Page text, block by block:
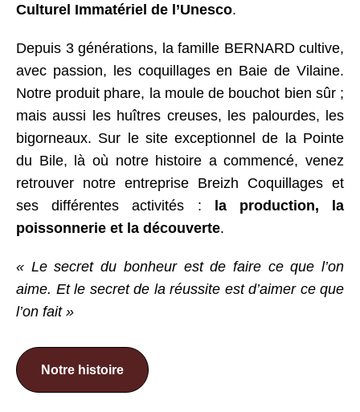
Culturel Immatériel de l’Unesco.
Depuis 3 générations, la famille BERNARD cultive,
avec passion, les coquillages en Baie de Vilaine.
Notre produit phare, la moule de bouchot bien sûr ;
mais aussi les huîtres creuses, les palourdes, les
bigorneaux. Sur le site exceptionnel de la Pointe
du Bile, là où notre histoire a commencé, venez
retrouver notre entreprise Breizh Coquillages et
ses différentes activités : la production, la
poissonnerie et la découverte.
« Le secret du bonheur est de faire ce que l’on
aime. Et le secret de la réussite est d’aimer ce que
l’on fait »
Notre histoire